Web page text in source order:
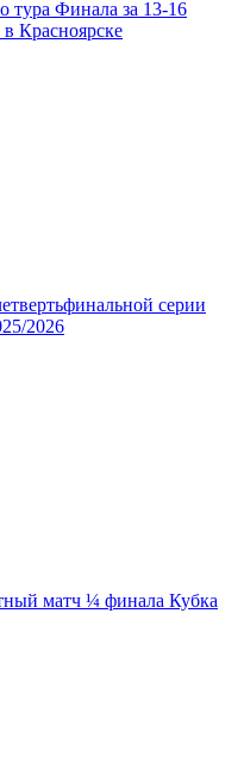
тура Финала за 13-16
Красноярске
серии
2026
матч ¼ финала Кубка